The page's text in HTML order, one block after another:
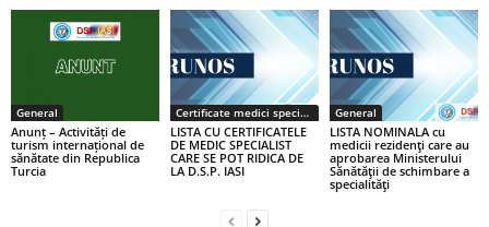
General
Anunț – Activități de
turism internațional de
sănătate din Republica
Turcia
Certificate medici specialiști / primari
LISTA CU CERTIFICATELE
DE MEDIC SPECIALIST
CARE SE POT RIDICA DE
LA D.S.P. IASI
General
LISTA NOMINALA cu
medicii rezidenţi care au
aprobarea Ministerului
Sănătăţii de schimbare a
specialităţi